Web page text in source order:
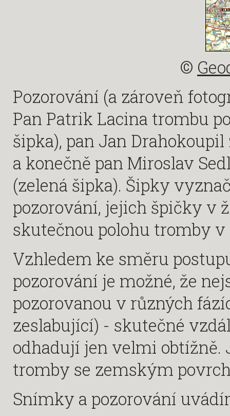
©
Pozorování (a zároveň
Pan Patrik Lacina trombu
šipka), pan Jan
a konečně pan Miroslav
(zelená šipka). Šipky
pozorování, jejich špičky v
skutečnou polohu tromby v
Vzhledem ke směru
pozorování je možné, že
pozorovanou v různých
zeslabující) - skutečné
odhadují jen velmi obtížně.
tromby se zemským
Snímky a pozorování